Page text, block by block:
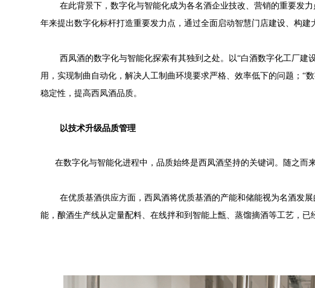
在此背景下，数字化与智能化成为各名酒企业技改、营销的重要发
年来提出数字化标杆打造重要发力点，通过全面启动智慧门店建设、构
西凤酒的数字化与智能化探索有其独到之处。以“白酒数字化工厂
用，实现制曲自动化，解决人工制曲环境要求严格、效率低下的问题；“
稳定性，提高西凤酒品质。
以技术升级品质管理
在数字化与智能化进程中，品质始终是西凤酒坚持的关键词。随之而
在优质基酒供应方面，西凤酒将优质基酒的产能和储能视为名酒发
能，酿酒生产线从定量配料、在线拌和到智能上甑、蒸馏摘酒等工艺，已